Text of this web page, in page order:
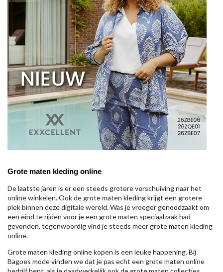
Grote maten kleding online
De laatste jaren is er een steeds grotere verschuiving naar het
online winkelen. Ook de grote maten kleding krijgt een grotere
plek binnen deze digitale wereld. Was je vroeger genoodzaakt om
een eind te rijden voor je een grote maten speciaalzaak had
gevonden, tegenwoordig vind je steeds meer grote maten kleding
online.
Grote maten kleding online kopen is een leuke happening. Bij
Bagoes mode vinden we dat je pas echt een grote maten online